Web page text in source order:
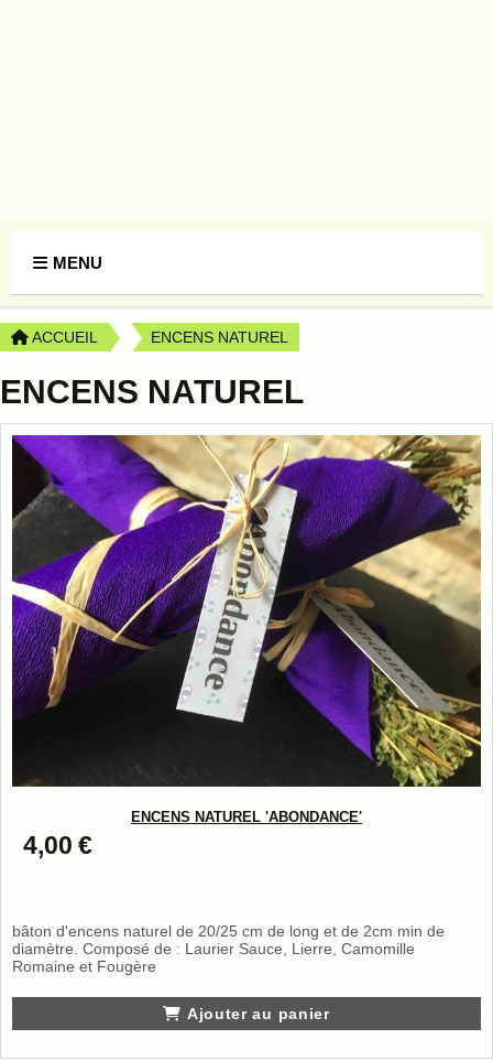
MENU
ACCUEIL ENCENS NATUREL
ENCENS NATUREL
ENCENS NATUREL 'ABONDANCE'
4,00 €
bâton d'encens naturel de 20/25 cm de long et de 2cm min de
diamètre. Composé de : Laurier Sauce, Lierre, Camomille
Romaine et Fougère
Ajouter au panier